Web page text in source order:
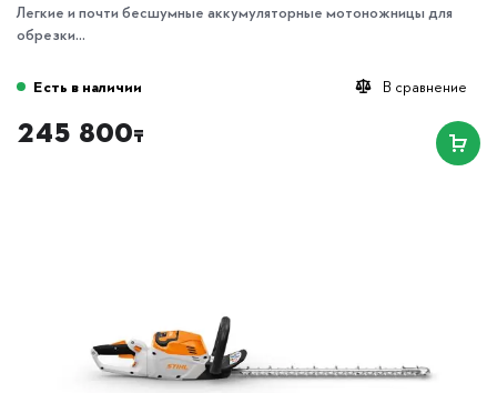
Легкие и почти бесшумные аккумуляторные мотоножницы для
обрезки...
В сравнение
Есть в наличии
245 800₸